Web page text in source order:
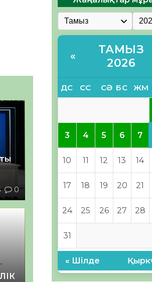
0
«
ТАМЫЗ
2026
ДС СС СӘ БС ЖМ
3 4 5 6 7
10 11 12 13 14
17 18 19 20 21
24 25 26 27 28
31
« Шілде